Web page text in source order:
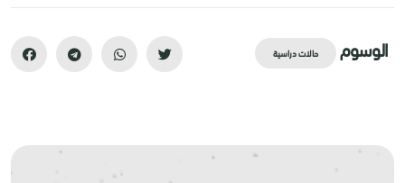
الوسوم حالات دراسية